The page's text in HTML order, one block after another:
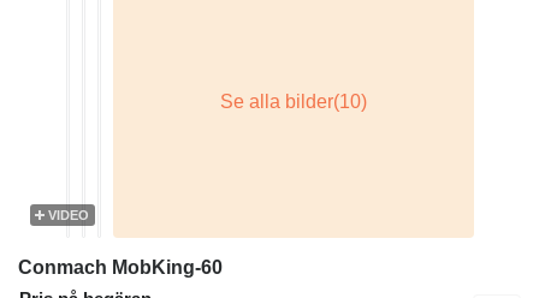
VIDEO
Conmach MobKing-60